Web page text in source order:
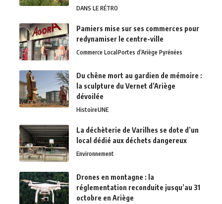
DANS LE RÉTRO
Pamiers mise sur ses commerces pour
redynamiser le centre-ville
Commerce LocalPortes d’Ariège Pyrénées
Du chêne mort au gardien de mémoire :
la sculpture du Vernet d’Ariège
dévoilée
HistoireUNE
La déchèterie de Varilhes se dote d’un
local dédié aux déchets dangereux
Environnement
Drones en montagne : la
réglementation reconduite jusqu’au 31
octobre en Ariège